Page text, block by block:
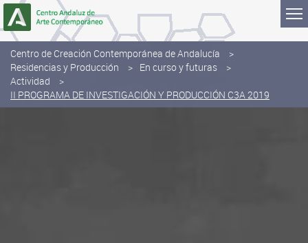
Saltar al contenido
Centro de Creación Contemporánea de Andalucía
Residencias y Producción
En curso y futuras
Actividad
II PROGRAMA DE INVESTIGACIÓN Y PRODUCCIÓN C3A 2019